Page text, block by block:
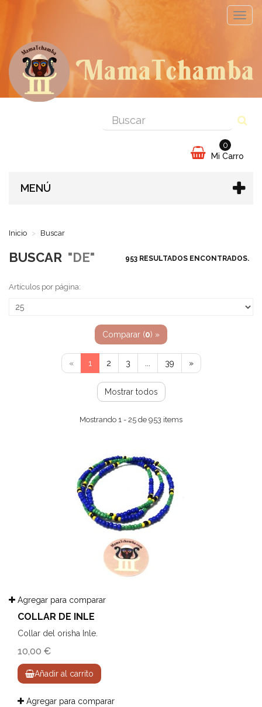
Mi Carro
0
MENÚ
Inicio Buscar
BUSCAR "DE" 953 RESULTADOS ENCONTRADOS.
Artículos por página:
Comparar (0) »
« 1 2 3 39 »
Mostrar todos
Mostrando 1 - 25 de 953 items
Agregar para comparar
COLLAR DE INLE
Collar del orisha Inle.
10,00 €
Añadir al carrito
Agregar para comparar